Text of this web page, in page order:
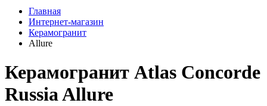
Главная
Интернет-магазин
Керамогранит
Allure
Керамогранит Atlas Concorde
Russia Allure